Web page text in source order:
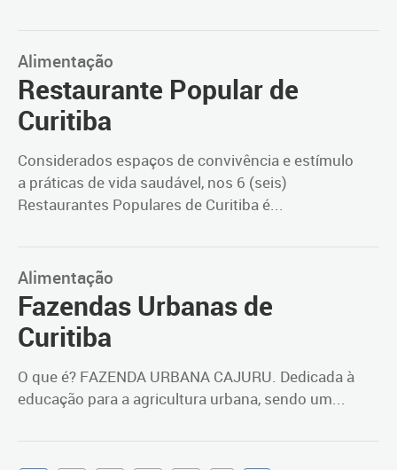
Alimentação
Restaurante Popular de
Curitiba
Considerados espaços de convivência e estímulo
a práticas de vida saudável, nos 6 (seis)
Restaurantes Populares de Curitiba é...
Alimentação
Fazendas Urbanas de
Curitiba
O que é? FAZENDA URBANA CAJURU. Dedicada à
educação para a agricultura urbana, sendo um...